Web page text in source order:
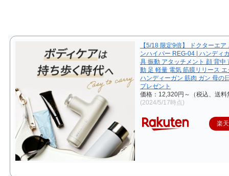
【5/18 限定9倍】 ドクターエア
ンハイパー REG-04 | ハンディ
具 振動 アタッチメント 顔 背中
動 足 軽量 電気 筋膜リリース
ハンディーガン 筋肉 ガン 母の
プレゼント
価格：12,320円～（税込、送料
(2024/5/17時点)
楽